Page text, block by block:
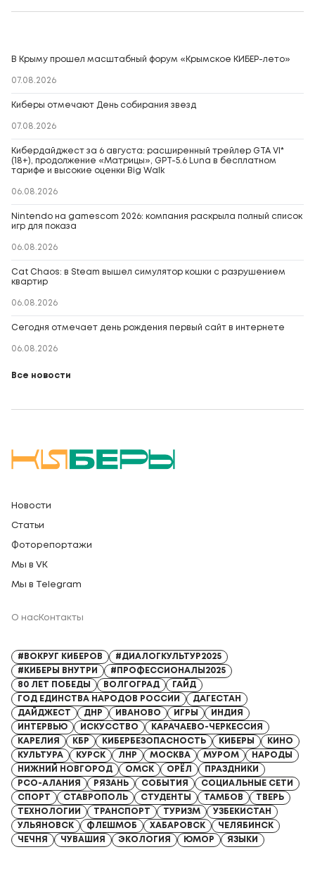
В Крыму прошел масштабный форум «Крымское КИБЕР-лето»
07.08.2026
Киберы отмечают День собирания звезд
07.08.2026
Кибердайджест за 6 августа: расширенный трейлер GTA VI*
(18+), продолжение «Матрицы», GPT-5.6 Luna в бесплатном
тарифе и высокие оценки Big Walk
06.08.2026
Nintendo на gamescom 2026: компания раскрыла полный список
игр для показа
06.08.2026
Cat Chaos: в Steam вышел симулятор кошки с разрушением
квартир
06.08.2026
Сегодня отмечает день рождения первый сайт в интернете
06.08.2026
Все новости
Новости
Статьи
Фоторепортажи
Мы в VK
Мы в Telegram
О насКонтакты
#ВОКРУГ КИБЕРОВ
#ДИАЛОГКУЛЬТУР2025
#КИБЕРЫ ВНУТРИ
#ПРОФЕССИОНАЛЫ2025
80 ЛЕТ ПОБЕДЫ
ВОЛГОГРАД
ГАЙД
ГОД ЕДИНСТВА НАРОДОВ РОССИИ
ДАГЕСТАН
ДАЙДЖЕСТ
ДНР ИВАНОВО ИГРЫ
ИНДИЯ
ИНТЕРВЬЮ
ИСКУССТВО
КАРАЧАЕВО-ЧЕРКЕССИЯ
КАРЕЛИЯ
КБР КИБЕРБЕЗОПАСНОСТЬ КИБЕРЫ
КИНО
КУЛЬТУРА
КУРСК ЛНР МОСКВА МУРОМ
НАРОДЫ
НИЖНИЙ НОВГОРОД
ОМСК ОРЁЛ
ПРАЗДНИКИ
РСО-АЛАНИЯ
РЯЗАНЬ СОБЫТИЯ
СОЦИАЛЬНЫЕ СЕТИ
СПОРТ
СТАВРОПОЛЬ СТУДЕНТЫ ТАМБОВ
ТВЕРЬ
ТЕХНОЛОГИИ
ТРАНСПОРТ ТУРИЗМ
УЗБЕКИСТАН
УЛЬЯНОВСК
ФЛЕШМОБ ХАБАРОВСК
ЧЕЛЯБИНСК
ЧЕЧНЯ
ЧУВАШИЯ ЭКОЛОГИЯ ЮМОР ЯЗЫКИ